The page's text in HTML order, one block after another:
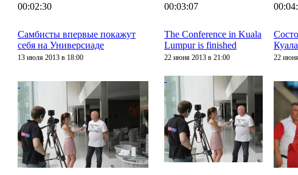
00:02:30
Самбисты впервые покажут
себя на Универсиаде
13 июля 2013 в 18:00
00:03:07
The Conference in Kuala
Lumpur is finished
22 июня 2013 в 21:00 22